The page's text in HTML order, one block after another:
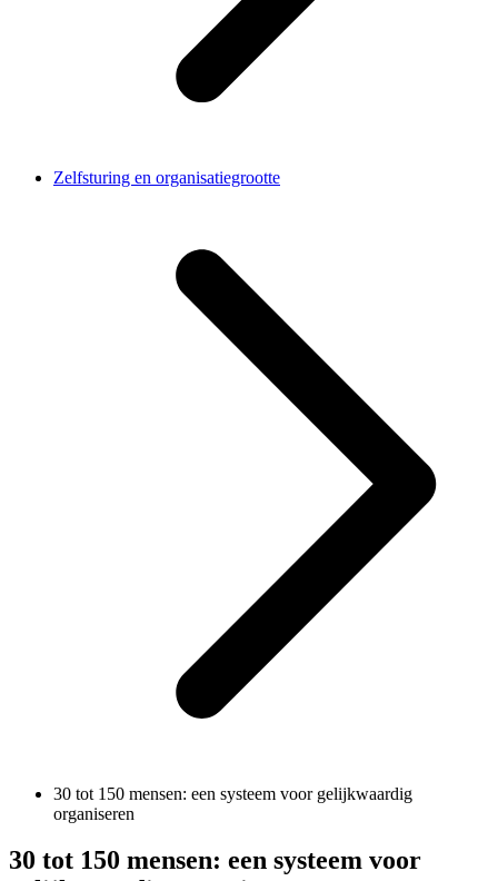
Zelfsturing en organisatiegrootte
30 tot 150 mensen: een systeem voor gelijkwaardig
organiseren
30 tot 150 mensen: een systeem voor